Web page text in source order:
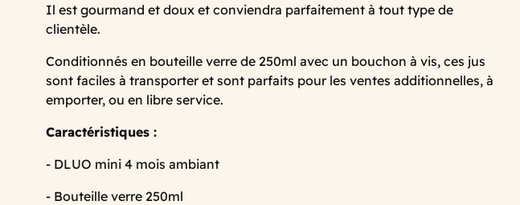
Il est gourmand et doux et conviendra parfaitement à tout type de
clientèle.
Conditionnés en bouteille verre de 250ml avec un bouchon à vis, ces jus
sont faciles à transporter et sont parfaits pour les ventes additionnelles, à
emporter, ou en libre service.
Caractéristiques :
- DLUO mini 4 mois ambiant
- Bouteille verre 250ml